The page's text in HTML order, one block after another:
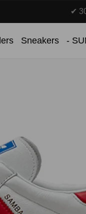
✔ Over
Sneakers -